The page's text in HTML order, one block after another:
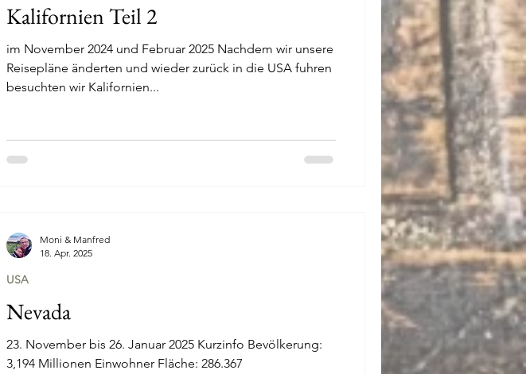
Kalifornien Teil 2
im November 2024 und Februar 2025 Nachdem wir unsere
Reisepläne änderten und wieder zurück in die USA fuhren
besuchten wir Kalifornien...
Nevada
23. November bis 26. Januar 2025 Kurzinfo Bevölkerung:
3,194 Millionen Einwohner Fläche: 286.367
USA
Moni & Manfred
18. Apr. 2025